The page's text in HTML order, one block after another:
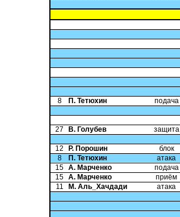
8 П. Тетюхин подача
27 В. Голубев защита
12 Р. Порошин
блок
8
П. Тетюхин
атака
15 А. Марченко
подача
15 А. Марченко
приём
11
М. Аль_Хачдади атака